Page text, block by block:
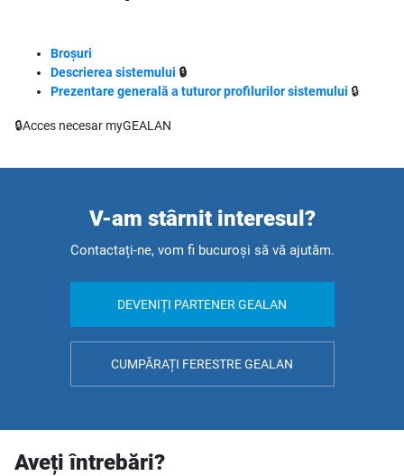
Broșuri
Descrierea sistemului 🔒
Prezentare generală a tuturor profilurilor sistemului 🔒
🔒Acces necesar myGEALAN
V-am stârnit interesul?
Contactați-ne, vom fi bucuroși să vă ajutăm.
DEVENIȚI PARTENER GEALAN
CUMPĂRAȚI FERESTRE GEALAN
Aveți întrebări?